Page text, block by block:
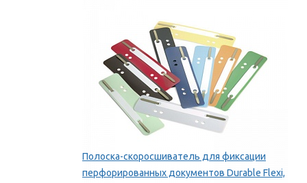
Полоска-скоросшиватель для фиксации
перфорированных документов Durable Flexi,